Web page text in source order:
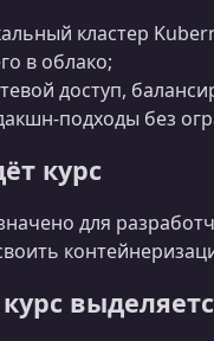
кластер
в облако;
доступ,
без
курс
для